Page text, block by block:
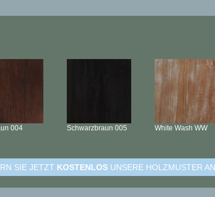
004 Schwarzbraun 005 White Wash WW
SIE JETZT KOSTENLOS UNSERE HOLZMUSTER